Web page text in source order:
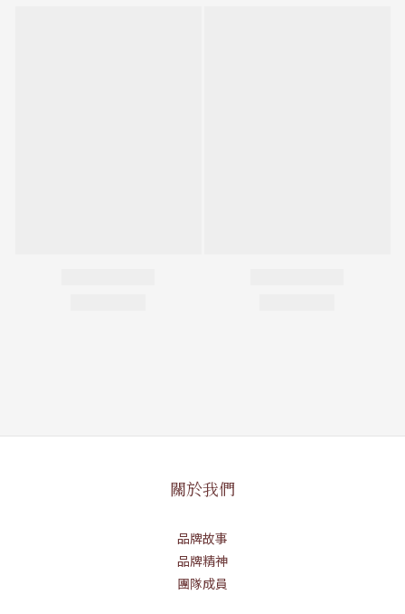
關於我們
品牌故事
品牌精神
團隊成員